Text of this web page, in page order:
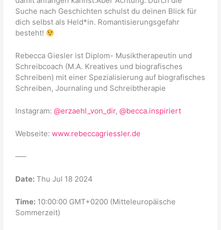
Suche nach Geschichten schulst du deinen Blick für
dich selbst als Held*in. Romantisierungsgefahr
besteht!
Rebecca Giesler ist Diplom- Musiktherapeutin und
Schreibcoach (M.A. Kreatives und biografisches
Schreiben) mit einer Spezialisierung auf biografisches
Schreiben, Journaling und Schreibtherapie
Instagram:@erzaehl_von_dir,@becca.inspiriert
Webseite:www.rebeccagriessler.de
—–
Date: Thu Jul 18 2024
Time: 10:00:00 GMT+0200 (Mitteleuropäische
Sommerzeit)